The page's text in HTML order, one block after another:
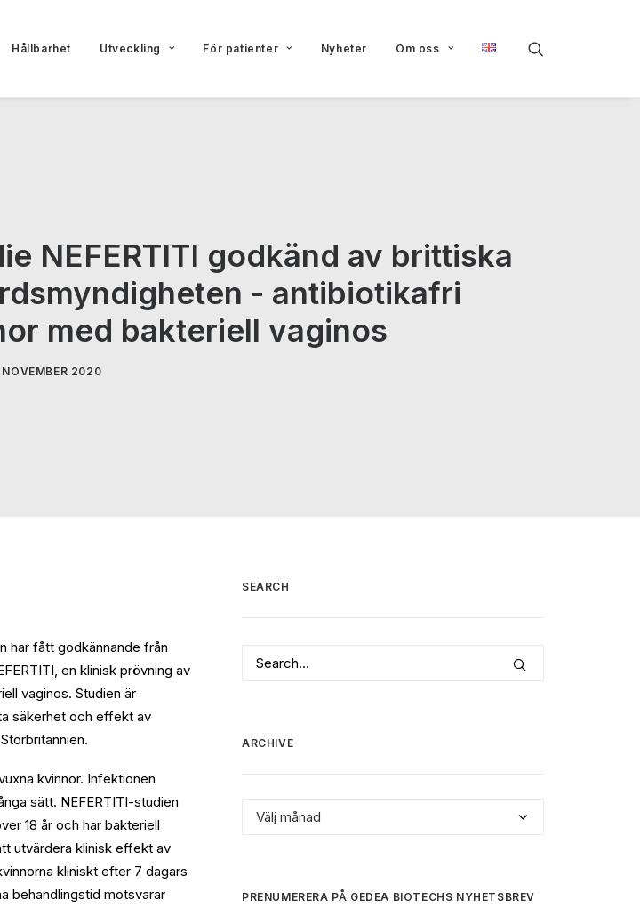
Hållbarhet Utveckling För patienter Nyheter Om oss
NEFERTITI godkänd av brittiska
- antibiotikafri
med bakteriell vaginos
2020
har fått godkännande från
en klinisk prövning av
vaginos. Studien är
säkerhet och effekt av
kvinnor. Infektionen
sätt. NEFERTITI-studien
18 år och har bakteriell
utvärdera klinisk effekt av
kliniskt efter 7 dagars
behandlingstid motsvarar
SEARCH
ARCHIVE
Archive
PRENUMERERA PÅ GEDEA BIOTECHS NYHETSBREV